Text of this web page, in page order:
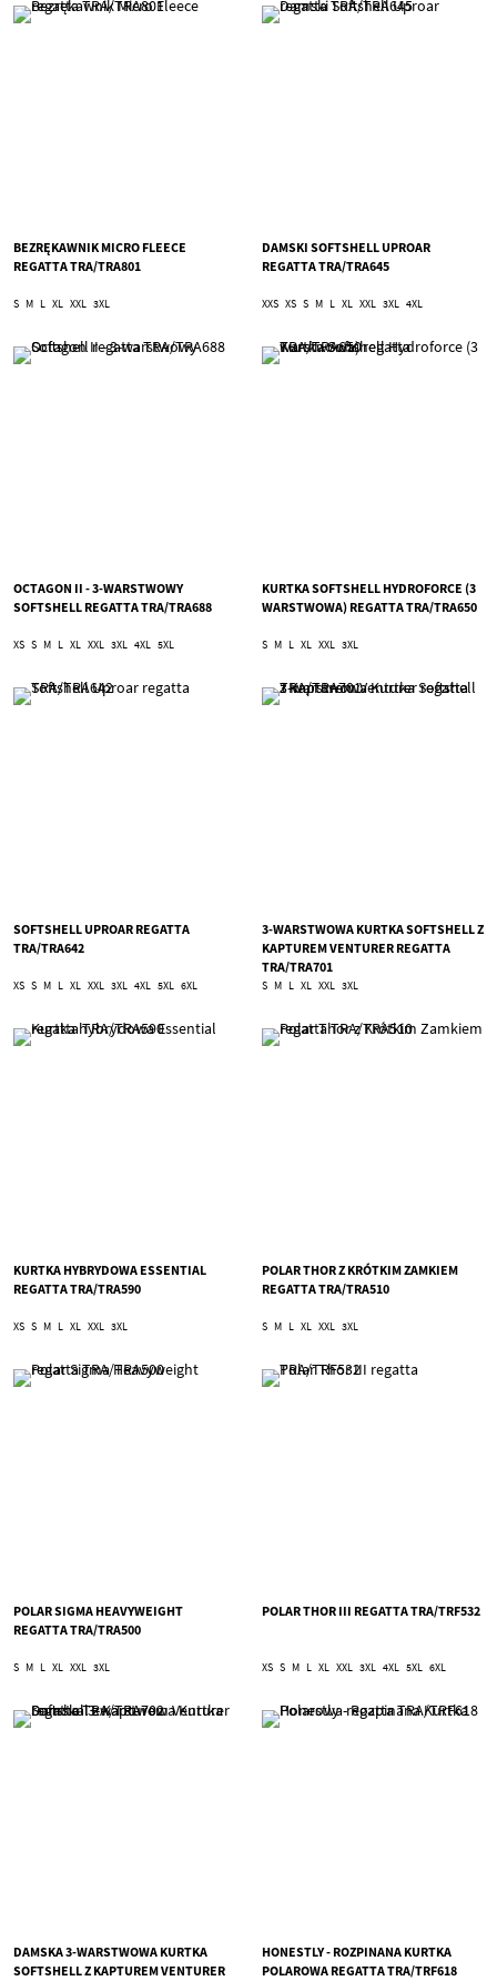
BEZRĘKAWNIK MICRO FLEECE
REGATTA TRA/TRA801
S M L XL XXL 3XL
DAMSKI SOFTSHELL UPROAR
REGATTA TRA/TRA645
XXS XS S M L XL XXL 3XL 4XL
OCTAGON II - 3-WARSTWOWY
SOFTSHELL REGATTA TRA/TRA688
XS S M L XL XXL 3XL 4XL 5XL
KURTKA SOFTSHELL HYDROFORCE (3
WARSTWOWA) REGATTA TRA/TRA650
S M L XL XXL 3XL
SOFTSHELL UPROAR REGATTA
TRA/TRA642
XS S M L XL XXL 3XL 4XL 5XL 6XL
3-WARSTWOWA KURTKA SOFTSHELL Z
KAPTUREM VENTURER REGATTA
TRA/TRA701
S M L XL XXL 3XL
KURTKA HYBRYDOWA ESSENTIAL
REGATTA TRA/TRA590
XS S M L XL XXL 3XL
POLAR THOR Z KRÓTKIM ZAMKIEM
REGATTA TRA/TRA510
S M L XL XXL 3XL
POLAR SIGMA HEAVYWEIGHT
REGATTA TRA/TRA500
S M L XL XXL 3XL
POLAR THOR III REGATTA TRA/TRF532
XS S M L XL XXL 3XL 4XL 5XL 6XL
DAMSKA 3-WARSTWOWA KURTKA
SOFTSHELL Z KAPTUREM VENTURER
HONESTLY - ROZPINANA KURTKA
POLAROWA REGATTA TRA/TRF618